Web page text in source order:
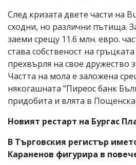
След кризата двете части на
сходни, но различни пътища.
заеми срещу 11.6 млн. евро.
става собственост на
прехвърля на свое дружество
Частта на мола е заложена
някогашната "Пиреос банк
придобита и влята в Пощенска
Новият рестарт на Бургас
В Търговския регистър
Караненов фигурира в